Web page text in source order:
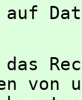
auf
das
von